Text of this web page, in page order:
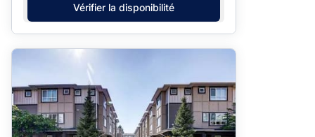
Vérifier la disponibilité